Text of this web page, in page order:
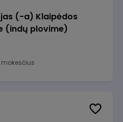
(-a) Klaipėdos
(indų plovime)
mokesčius